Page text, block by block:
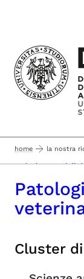
home la nostra
sezioni e gruppi di
Cluster